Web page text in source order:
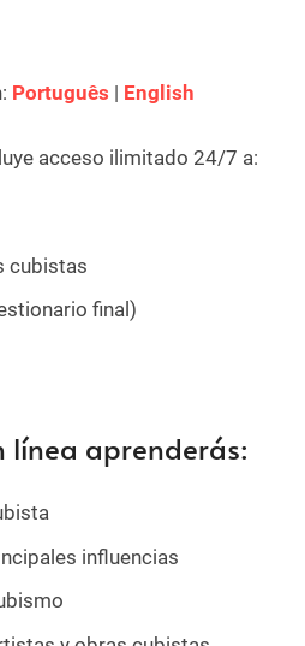
Português | English
acceso ilimitado 24/7 a:
cubistas
final)
línea aprenderás:
influencias